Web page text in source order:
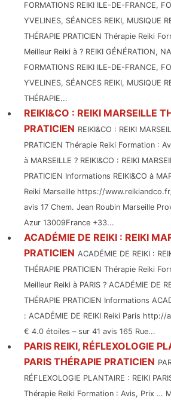
FORMATIONS REIKI ILE-DE-FRANCE,
YVELINES, SÉANCES REIKI, MUSIQUE
THÉRAPIE PRATICIEN Thérapie Reiki
Meilleur Reiki à ? REIKI GÉNÉRATION,
FORMATIONS REIKI ILE-DE-FRANCE,
YVELINES, SÉANCES REIKI, MUSIQUE
THÉRAPIE...
REIKI&CO : REIKI MARSEILLE
PRATICIEN REIKI&CO : REIKI
PRATICIEN Thérapie Reiki Formation :
à MARSEILLE ? REIKI&CO : REIKI
PRATICIEN Informations REIKI&CO à
Reiki Marseille https://
avis 17 Chem. Jean Roubin Marseille
Azur 13009France +33...
ACADÉMIE DE REIKI : REIKI
PRATICIEN ACADÉMIE DE REIKI :
THÉRAPIE PRATICIEN Thérapie Reiki
Meilleur Reiki à PARIS ? ACADÉMIE DE
THÉRAPIE PRATICIEN Informations
: ACADÉMIE DE REIKI Reiki Paris
€ 4.0 étoiles – sur 41 avis 165 Rue...
PARIS REIKI, RÉFLEXOLOGIE
PARIS THÉRAPIE PRATICIEN
RÉFLEXOLOGIE PLANTAIRE : REIKI
Thérapie Reiki Formation : Avis, Prix …